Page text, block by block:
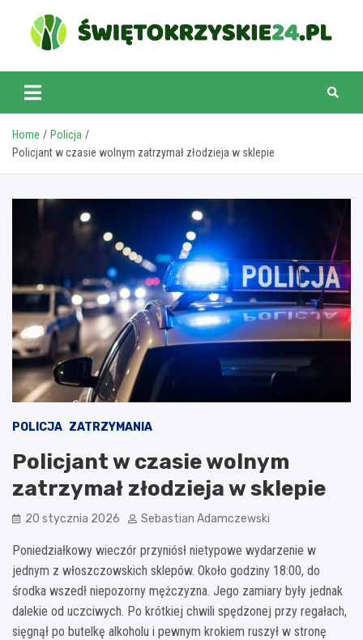
content
swietokrzyskie24.pl
Home
Policja
Policjant w czasie wolnym zatrzymał złodzieja w sklepie
POLICJA ZATRZYMANIA
Policjant w czasie wolnym
zatrzymał złodzieja w sklepie
20 stycznia 2026 Sebastian Adamczewski
Poniedziałkowy wieczór przyniósł nietypowe wydarzenie w
jednym z włoszczowskich sklepów. Około godziny 18:00, do
środka wszedł niepozorny mężczyzna. Jego zamiary były jednak
dalekie od uczciwych. Po krótkiej chwili spędzonej przy regałach,
sięgnął po butelkę alkoholu i pewnym krokiem ruszył w stronę